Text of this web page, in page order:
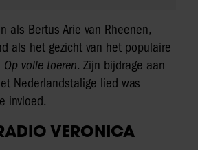
als Bertus Arie van Rheenen,
als het gezicht van het populaire
Op volle toeren. Zijn bijdrage aan
Nederlandstalige lied was
invloed.
VERONICA